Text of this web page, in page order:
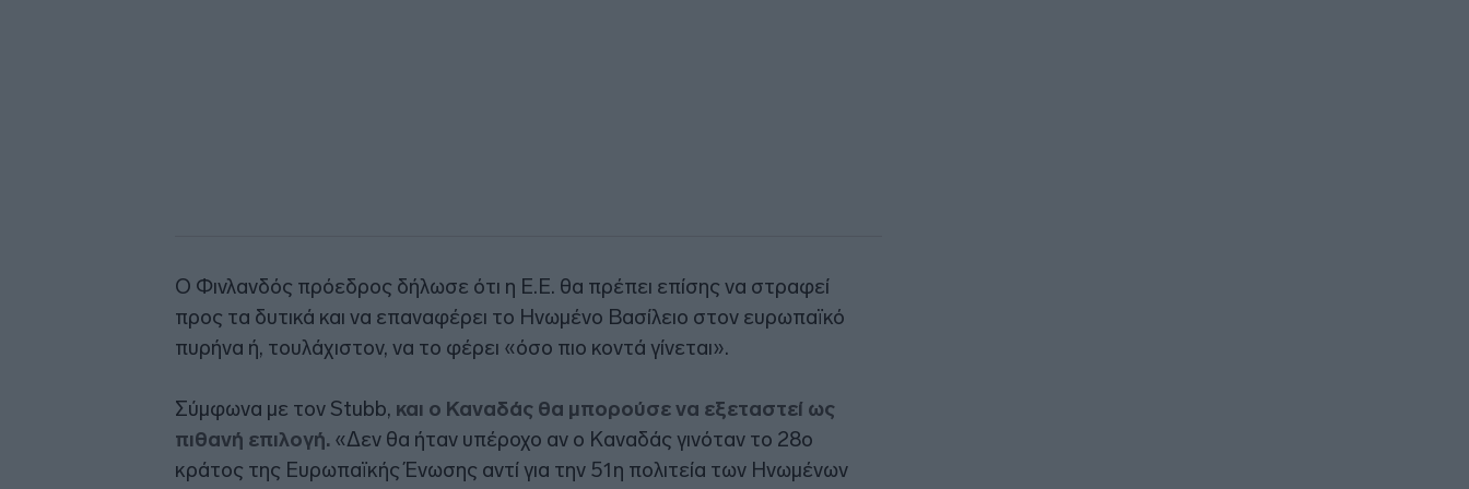
Ο Φινλανδός πρόεδρος δήλωσε ότι η Ε.Ε. θα πρέπει επίσης να στραφεί
προς τα δυτικά και να επαναφέρει το Ηνωμένο Βασίλειο στον ευρωπαϊκό
πυρήνα ή, τουλάχιστον, να το φέρει «όσο πιο κοντά γίνεται».
Σύμφωνα με τον Stubb, και ο Καναδάς θα μπορούσε να εξεταστεί ως
πιθανή επιλογή. «Δεν θα ήταν υπέροχο αν ο Καναδάς γινόταν το 28ο
κράτος της Ευρωπαϊκής Ένωσης αντί για την 51η πολιτεία των Ηνωμένων